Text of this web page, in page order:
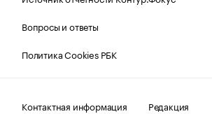
Вопросы и ответы
Политика Cookies РБК
Контактная информация
Редакция